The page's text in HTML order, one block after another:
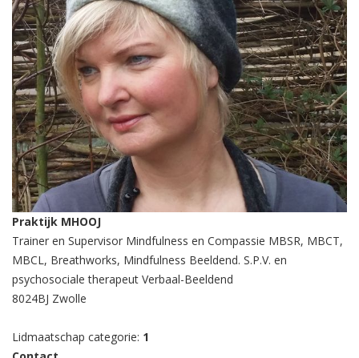
Praktijk MHOOJ
Trainer en Supervisor Mindfulness en Compassie MBSR, MBCT,
MBCL, Breathworks, Mindfulness Beeldend. S.P.V. en
psychosociale therapeut Verbaal-Beeldend
8024BJ Zwolle
Lidmaatschap categorie: 1